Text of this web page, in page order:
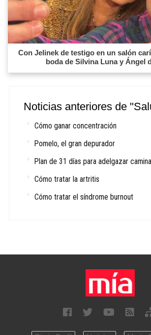
Con Jelinek de testigo en un salón
boda de Silvina Luna y Ángel
Noticias anteriores de
Cómo ganar concentración
Pomelo, el gran depurador
Plan de 31 días para adelgazar
Cómo tratar la artritis
Cómo tratar el síndrome burnout